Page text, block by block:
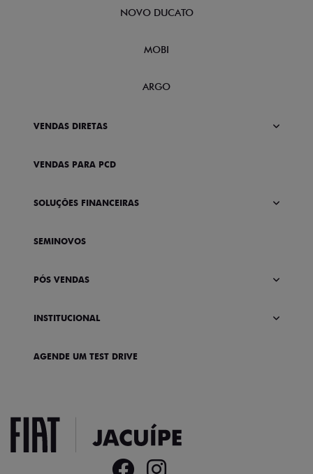
NOVO DUCATO
MOBI
ARGO
VENDAS DIRETAS
VENDAS PARA PCD
SOLUÇÕES FINANCEIRAS
SEMINOVOS
PÓS VENDAS
INSTITUCIONAL
AGENDE UM TEST DRIVE